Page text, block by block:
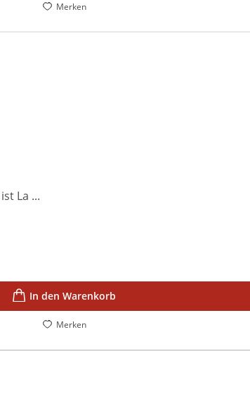
Merken
La ...
In den Warenkorb
Merken